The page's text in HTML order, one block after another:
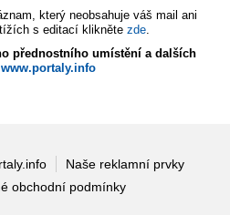
který neobsahuje váš mail ani
s editací klikněte zde.
přednostního umístění a dalších
www.portaly.info
Naše reklamní prvky
obchodní podmínky